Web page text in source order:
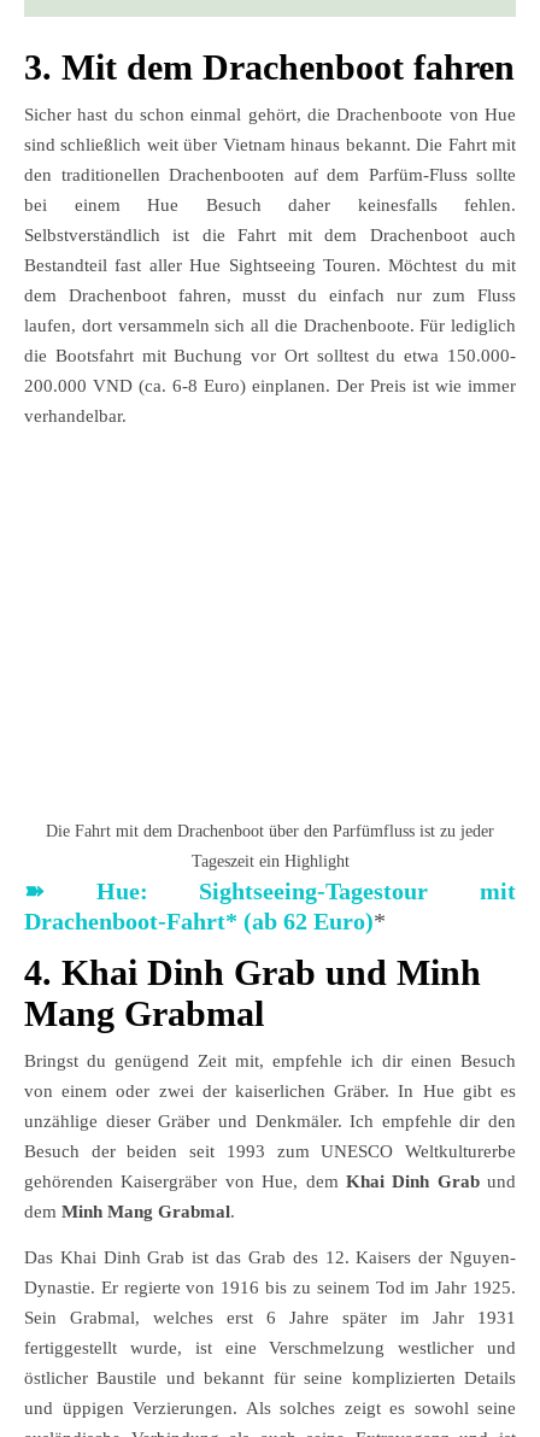
3. Mit dem Drachenboot fahren
Sicher hast du schon einmal gehört, die Drachenboote von Hue
sind schließlich weit über Vietnam hinaus bekannt. Die Fahrt mit
den traditionellen Drachenbooten auf dem Parfüm-Fluss sollte
bei einem Hue Besuch daher keinesfalls fehlen.
Selbstverständlich ist die Fahrt mit dem Drachenboot auch
Bestandteil fast aller Hue Sightseeing Touren. Möchtest du mit
dem Drachenboot fahren, musst du einfach nur zum Fluss
laufen, dort versammeln sich all die Drachenboote. Für lediglich
die Bootsfahrt mit Buchung vor Ort solltest du etwa 150.000-
200.000 VND (ca. 6-8 Euro) einplanen. Der Preis ist wie immer
verhandelbar.
Die Fahrt mit dem Drachenboot über den Parfümfluss ist zu jeder
Tageszeit ein Highlight
➽
Hue: Sightseeing-Tagestour mit
Drachenboot-Fahrt* (ab 62 Euro)*
4. Khai Dinh Grab und Minh
Mang Grabmal
Bringst du genügend Zeit mit, empfehle ich dir einen Besuch
von einem oder zwei der kaiserlichen Gräber. In Hue gibt es
unzählige dieser Gräber und Denkmäler. Ich empfehle dir den
Besuch der beiden seit 1993 zum UNESCO Weltkulturerbe
gehörenden Kaisergräber von Hue, dem Khai Dinh Grabund
dem Minh Mang Grabmal.
Das Khai Dinh Grab ist das Grab des 12. Kaisers der Nguyen-
Dynastie. Er regierte von 1916 bis zu seinem Tod im Jahr 1925.
Sein Grabmal, welches erst 6 Jahre später im Jahr 1931
fertiggestellt wurde, ist eine Verschmelzung westlicher und
östlicher Baustile und bekannt für seine komplizierten Details
und üppigen Verzierungen. Als solches zeigt es sowohl seine